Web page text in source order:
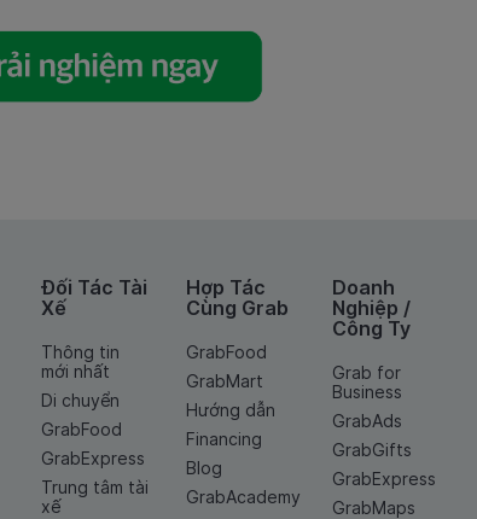
Đối Tác Tài
Xế
Thông tin
mới nhất
Di chuyển
GrabFood
GrabExpress
Trung tâm tài
xế
Hợp Tác
Cùng Grab
GrabFood
GrabMart
Hướng dẫn
Financing
Blog
GrabAcademy
Doanh
Nghiệp /
Công Ty
Grab for
Business
GrabAds
GrabGifts
GrabExpress
GrabMaps